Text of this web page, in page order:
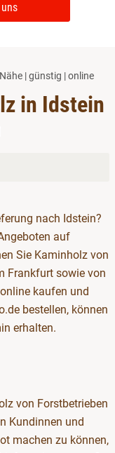
| günstig | online
in Idstein
nach Idstein?
auf
Sie Kaminholz von
Frankfurt sowie von
kaufen und
bestellen, können
erhalten.
von Forstbetrieben
Kundinnen und
machen zu können,